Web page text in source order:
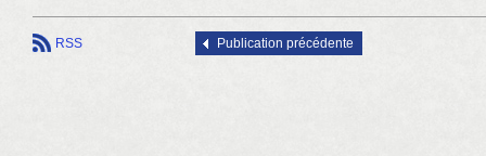
RSS Publication précédente